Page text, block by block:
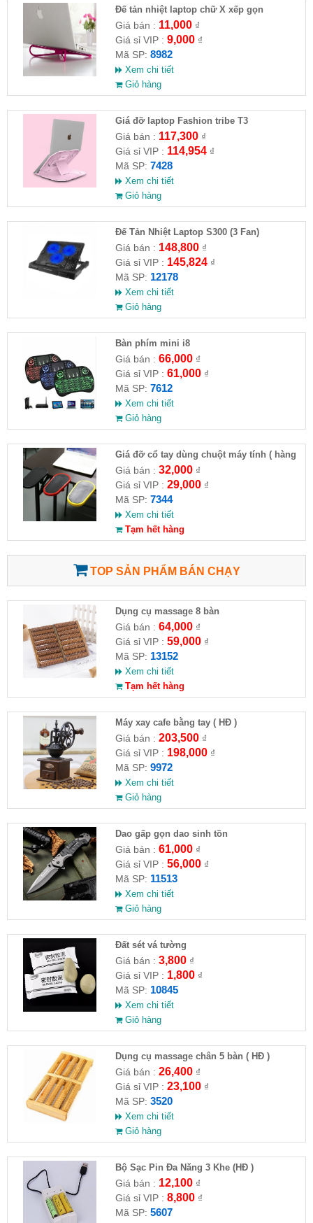
Đế tản nhiệt laptop chữ X xếp gọn
Giá bán : 11,000₫
Giá sỉ VIP : 9,000₫
Mã SP: 8982
Xem chi tiết
Giỏ hàng
Giá đỡ laptop Fashion tribe T3
Giá bán : 117,300₫
Giá sỉ VIP : 114,954₫
Mã SP: 7428
Xem chi tiết
Giỏ hàng
Đế Tản Nhiệt Laptop S300 (3 Fan)
Giá bán : 148,800₫
Giá sỉ VIP : 145,824₫
Mã SP: 12178
Xem chi tiết
Giỏ hàng
Bàn phím mini i8
Giá bán : 66,000₫
Giá sỉ VIP : 61,000₫
Mã SP: 7612
Xem chi tiết
Giỏ hàng
Giá đỡ cổ tay dùng chuột máy tính ( hàng
chuẩn )
Giá bán : 32,000₫
Giá sỉ VIP : 29,000₫
Mã SP: 7344
Xem chi tiết
Tạm hết hàng
TOP SẢN PHẨM BÁN CHẠY
Dụng cụ massage 8 bàn
Giá bán : 64,000₫
Giá sỉ VIP : 59,000₫
Mã SP: 13152
Xem chi tiết
Tạm hết hàng
Máy xay cafe bằng tay ( HĐ )
Giá bán : 203,500₫
Giá sỉ VIP : 198,000₫
Mã SP: 9972
Xem chi tiết
Giỏ hàng
Dao gấp gọn dao sinh tồn
Giá bán : 61,000₫
Giá sỉ VIP : 56,000₫
Mã SP: 11513
Xem chi tiết
Giỏ hàng
Đất sét vá tường
Giá bán : 3,800₫
Giá sỉ VIP : 1,800₫
Mã SP: 10845
Xem chi tiết
Giỏ hàng
Dụng cụ massage chân 5 bàn ( HĐ )
Giá bán : 26,400₫
Giá sỉ VIP : 23,100₫
Mã SP: 3520
Xem chi tiết
Giỏ hàng
Bộ Sạc Pin Đa Năng 3 Khe (HĐ )
Giá bán : 12,100₫
Giá sỉ VIP : 8,800₫
Mã SP: 5607